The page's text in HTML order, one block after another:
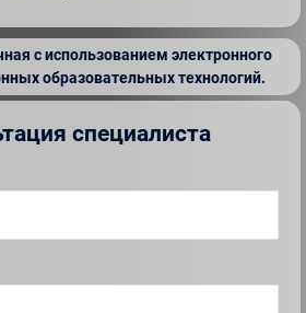
с использованием электронного
образовательных технологий.
специалиста